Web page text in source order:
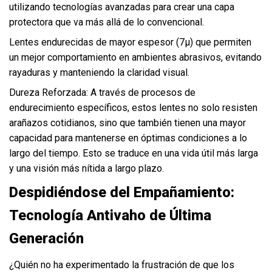
utilizando tecnologías avanzadas para crear una capa
protectora que va más allá de lo convencional.
Lentes endurecidas de mayor espesor (7μ) que permiten
un mejor comportamiento en ambientes abrasivos, evitando
rayaduras y manteniendo la claridad visual.
Dureza Reforzada: A través de procesos de
endurecimiento específicos, estos lentes no solo resisten
arañazos cotidianos, sino que también tienen una mayor
capacidad para mantenerse en óptimas condiciones a lo
largo del tiempo. Esto se traduce en una vida útil más larga
y una visión más nítida a largo plazo.
Despidiéndose del Empañamiento:
Tecnología Antivaho de Última
Generación
¿Quién no ha experimentado la frustración de que los